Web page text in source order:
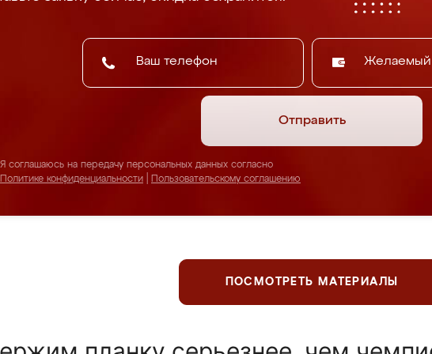
Отправить
Я соглашаюсь на передачу персональных данных согласно
Политике конфиденциальности
Пользовательскому соглашению
ПОСМОТРЕТЬ МАТЕРИАЛЫ